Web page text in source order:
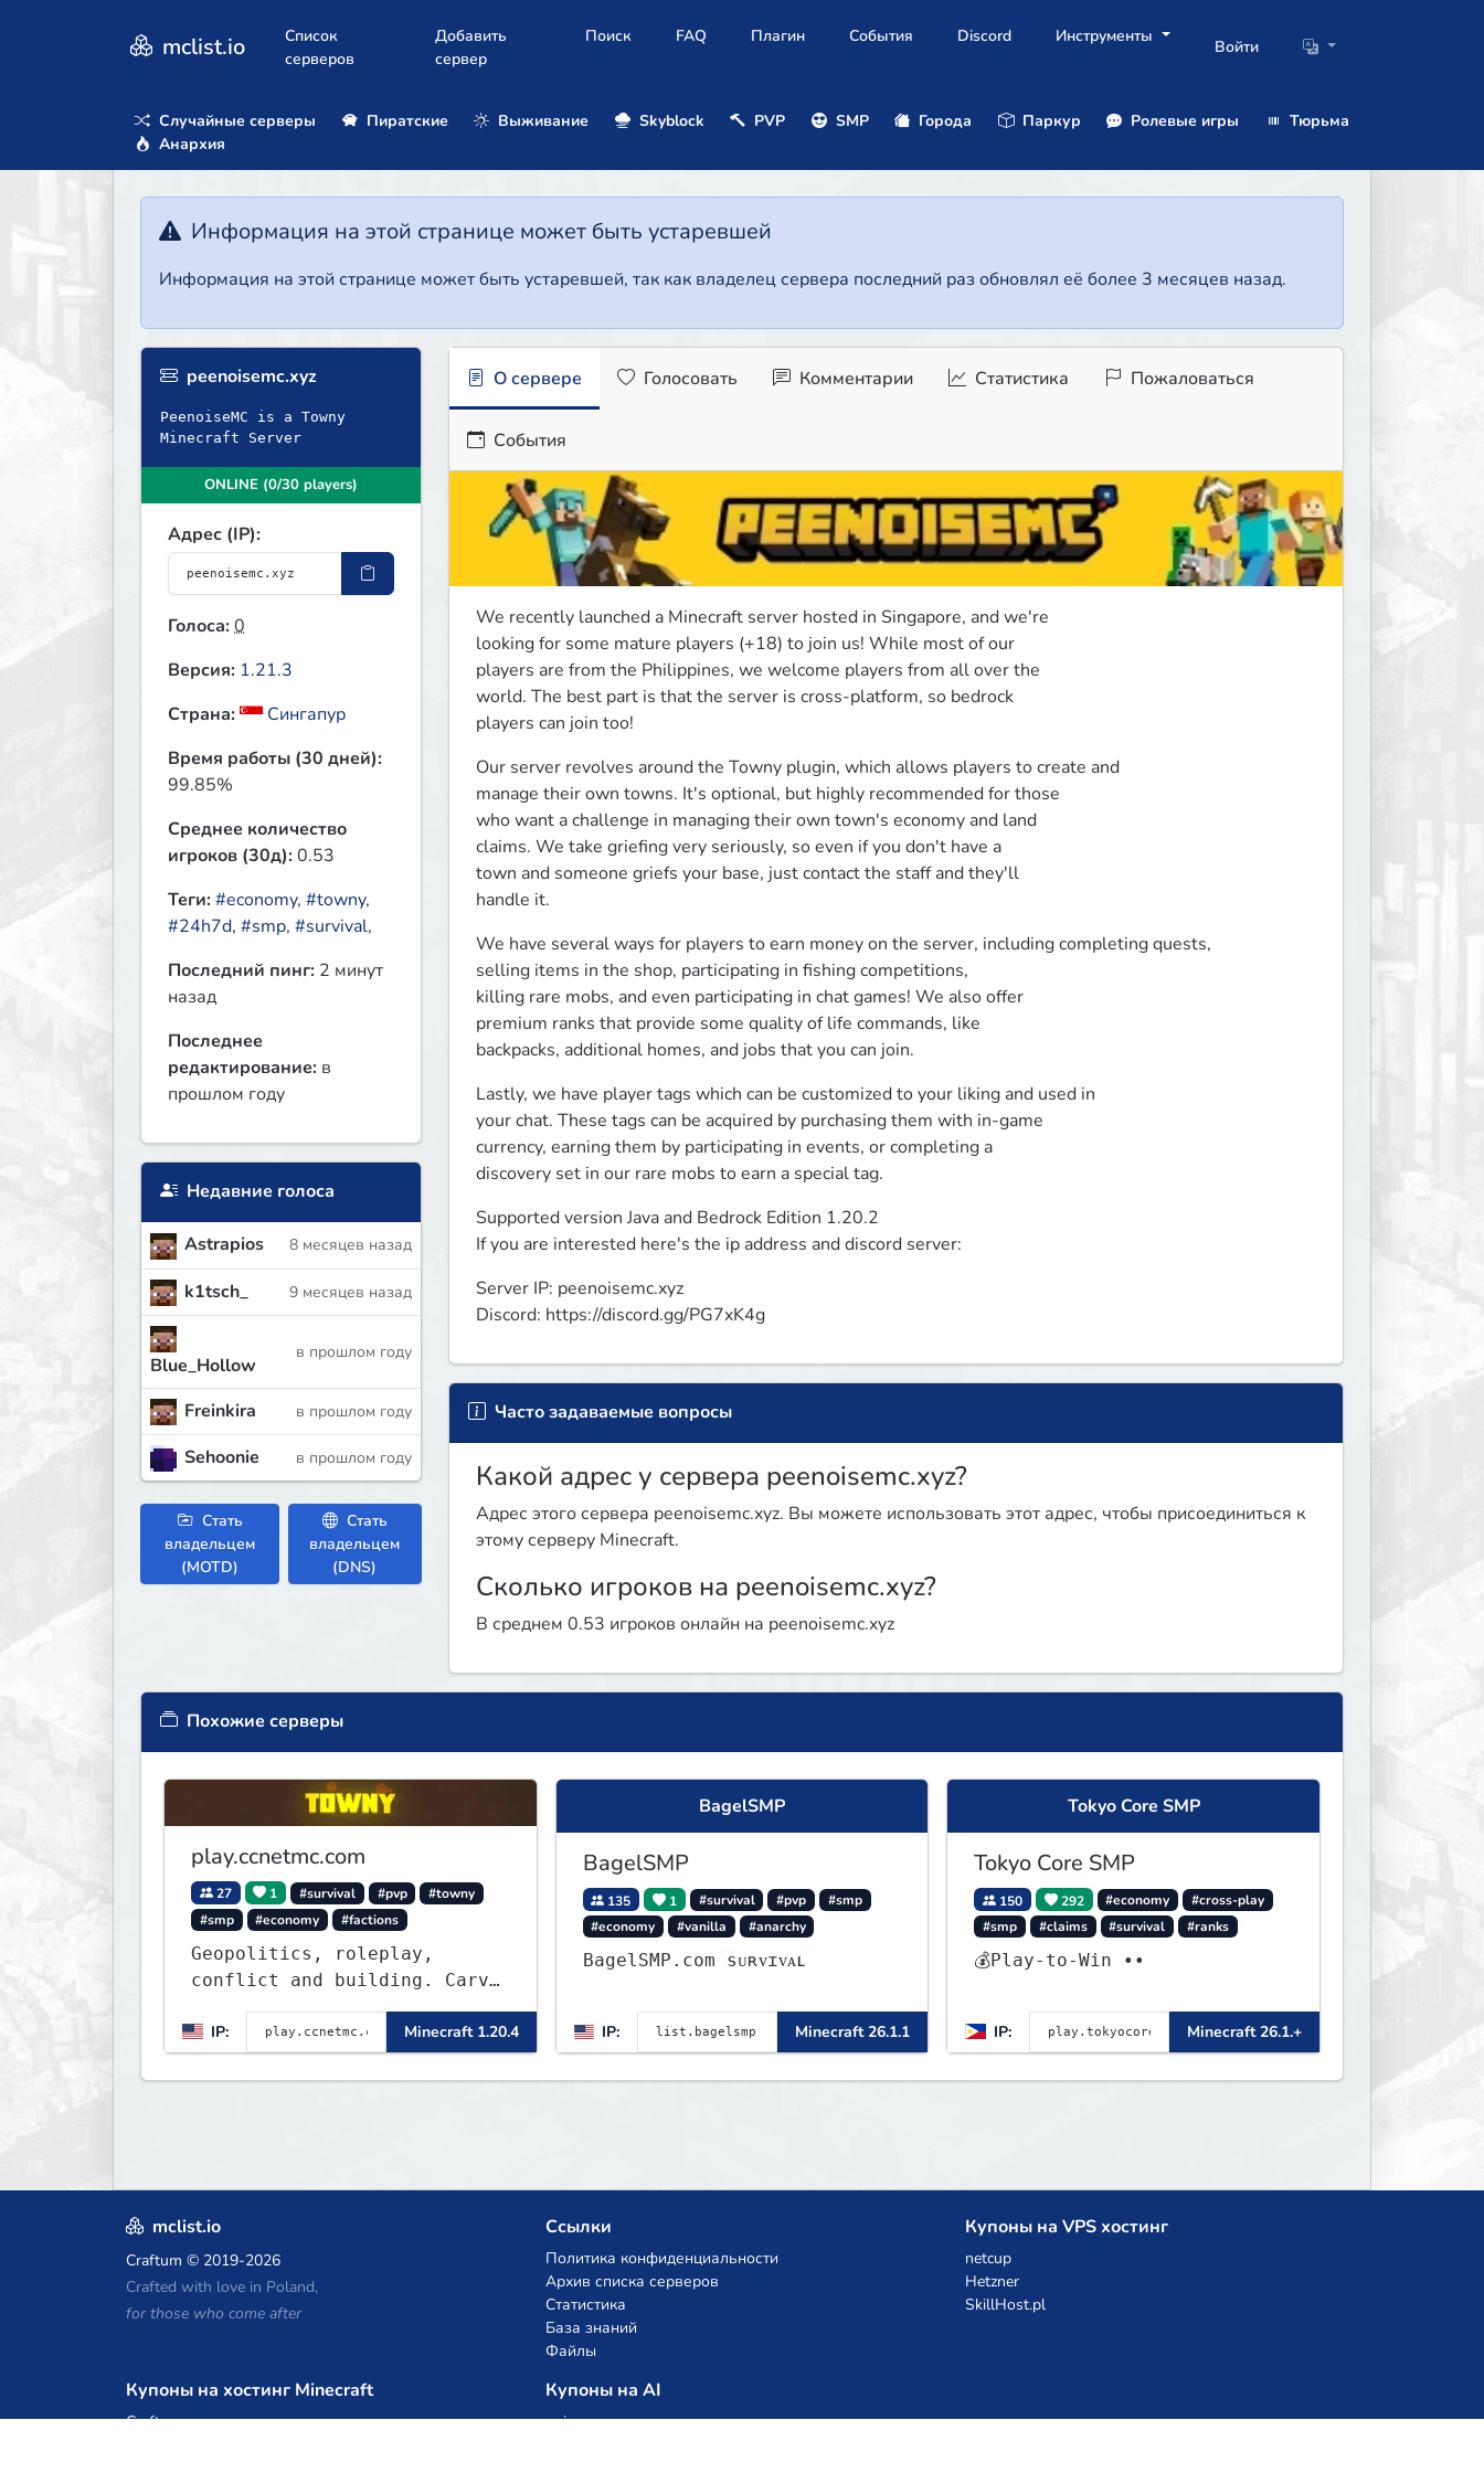
mclist.io
Список
серверов
Добавить
сервер
Поиск FAQ Плагин События Discord Инструменты
Войти
Случайные серверы Пиратские Выживание Skyblock PVP SMP Города Паркур Ролевые игры
Тюрьма
Анархия
Информация на этой странице может быть устаревшей
Информация на этой странице может быть устаревшей, так как владелец сервера последний раз обновлял её более 3 месяцев назад.
peenoisemc.xyz
PeenoiseMC is a Towny
Minecraft Server
ONLINE (0/30 players)
Адрес (IP):
Голоса:0
Версия: 1.21.3
Страна:
Сингапур
Время работы (30 дней):
99.85%
Среднее количество
игроков (30д):0.53
Теги:#economy, #towny,
#24h7d, #smp, #survival,
Последний пинг: 2 минут
назад
Последнее
редактирование: в
прошлом году
Недавние голоса
Astrapios 8 месяцев назад
k1tsch_ 9 месяцев назад
Blue_Hollow
в прошлом году
Freinkira в прошлом году
Sehoonie в прошлом году
Стать
владельцем
(MOTD)
Стать
владельцем
(DNS)
О сервере Голосовать Комментарии Статистика Пожаловаться
События
We recently launched a Minecraft server hosted in Singapore, and we're
looking for some mature players (+18) to join us! While most of our
players are from the Philippines, we welcome players from all over the
world. The best part is that the server is cross-platform, so bedrock
players can join too!
Our server revolves around the Towny plugin, which allows players to create and
manage their own towns. It's optional, but highly recommended for those
who want a challenge in managing their own town's economy and land
claims. We take griefing very seriously, so even if you don't have a
town and someone griefs your base, just contact the staff and they'll
handle it.
We have several ways for players to earn money on the server, including completing quests,
selling items in the shop, participating in fishing competitions,
killing rare mobs, and even participating in chat games! We also offer
premium ranks that provide some quality of life commands, like
backpacks, additional homes, and jobs that you can join.
Lastly, we have player tags which can be customized to your liking and used in
your chat. These tags can be acquired by purchasing them with in-game
currency, earning them by participating in events, or completing a
discovery set in our rare mobs to earn a special tag.
Supported version Java and Bedrock Edition 1.20.2
If you are interested here's the ip address and discord server:
Server IP: peenoisemc.xyz
Discord: https://discord.gg/PG7xK4g
Часто задаваемые вопросы
Какой адрес у сервера peenoisemc.xyz?
Адрес этого сервера peenoisemc.xyz. Вы можете использовать этот адрес, чтобы присоединиться к
этому серверу Minecraft.
Сколько игроков на peenoisemc.xyz?
В среднем 0.53 игроков онлайн на peenoisemc.xyz
Похожие серверы
play.ccnetmc.com
27 1 #survival #pvp
#towny
#smp
#economy #factions
Geopolitics, roleplay,
conflict and building. Carve
out your own story on a
1:1000 map of Earth using
tanks, warships, guns and
more. Express your creative
IP: Minecraft 1.20.4
BagelSMP
BagelSMP
135 1 #survival #pvp
#smp
#economy
#vanilla #anarchy
BagelSMP.com ѕᴜʀᴠɪᴠᴀʟ
IP: Minecraft 26.1.1
Tokyo Core SMP
Tokyo Core SMP
150 292 #economy
#cross-play
#smp
#claims #survival #ranks
💰Play-to-Win ••
IP: Minecraft 26.1.+
mclist.io
Craftum © 2019-2026
Crafted with love in Poland,
for those who come after
Ссылки
Политика конфиденциальности
Архив списка серверов
Статистика
База знаний
Файлы
Купоны на VPS хостинг
netcup
Hetzner
SkillHost.pl
Купоны на хостинг Minecraft
Craftserve
Купоны на AI
z.ai